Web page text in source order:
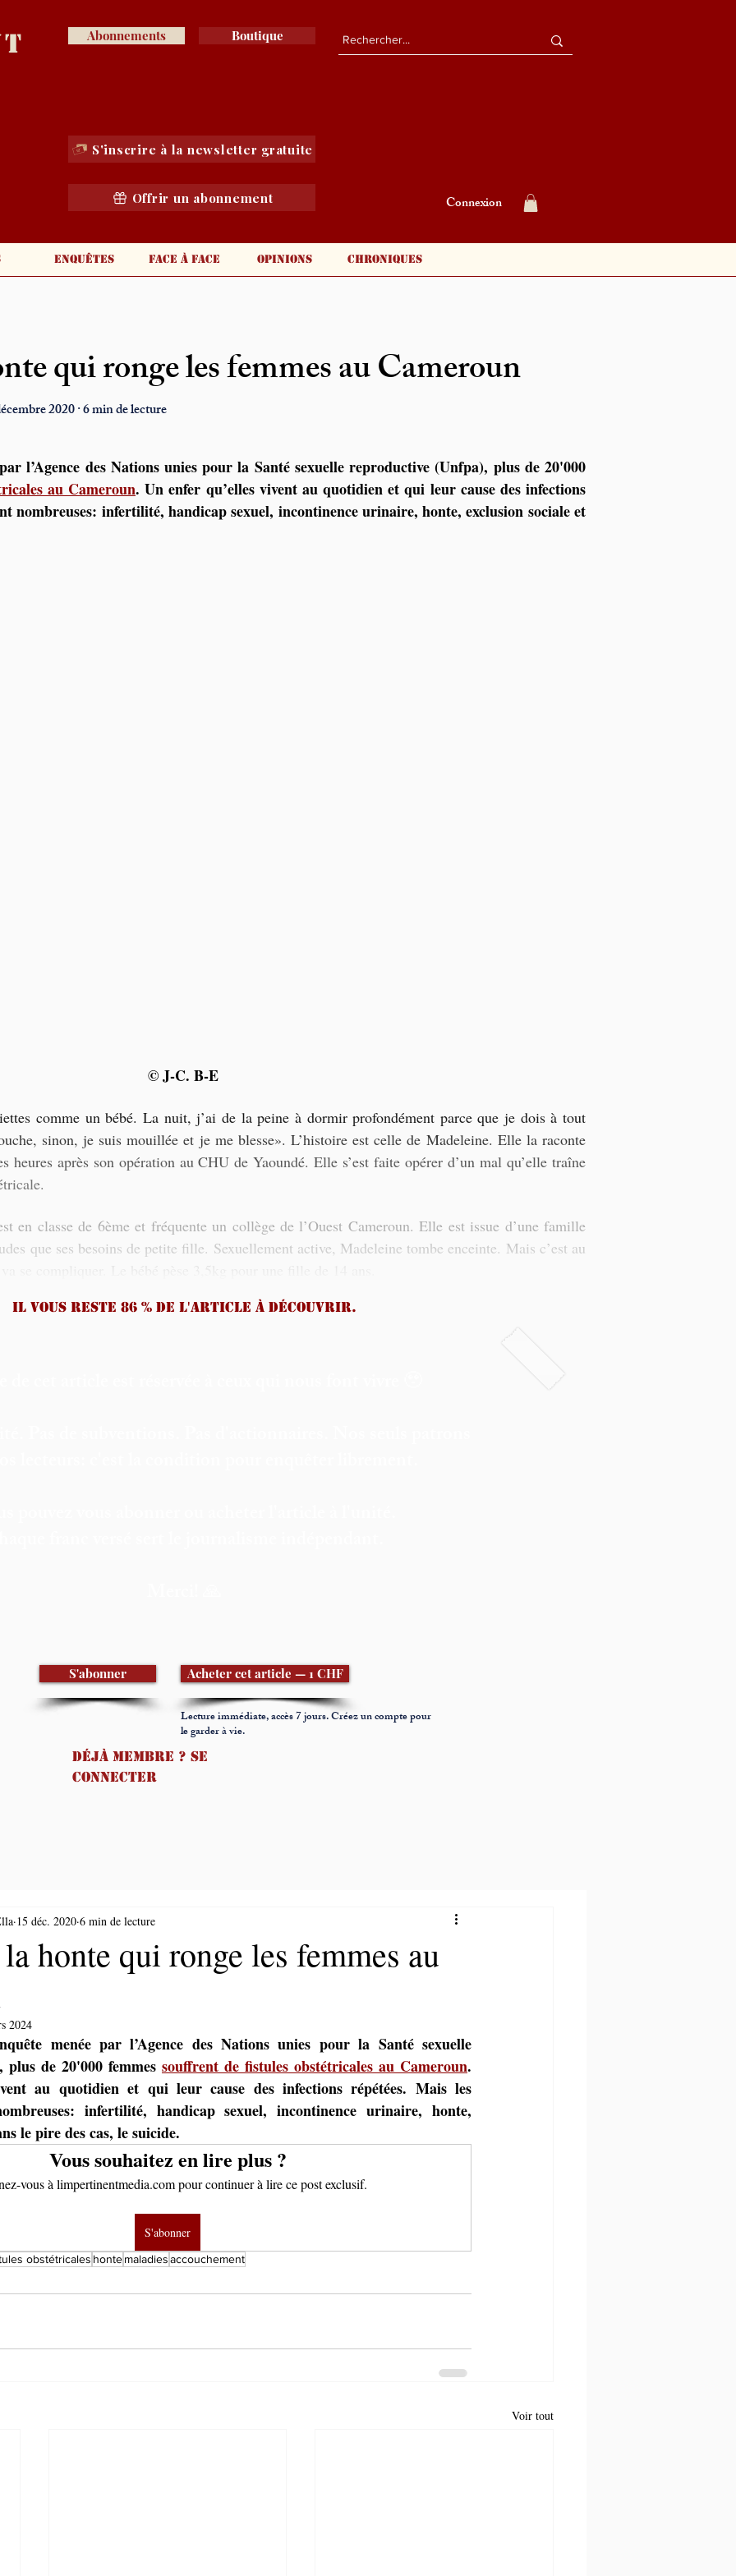
Abonnements Boutique
S'inscrire à la newsletter gratuite
Offrir un abonnement Connexion
Enquêtes Face à face Opinions Chroniques
qui ronge les femmes au Cameroun
2020 · 6 min de lecture
l’Agence des Nations unies pour la Santé sexuelle reproductive (Unfpa), plus de 20'000
au Cameroun. Un enfer qu’elles vivent au quotidien et qui leur cause des infections
nombreuses: infertilité, handicap sexuel, incontinence urinaire, honte, exclusion sociale et
© J-C. B-E
comme un bébé. La nuit, j’ai de la peine à dormir profondément parce que je dois à tout
sinon, je suis mouillée et je me blesse». L’histoire est celle de Madeleine. Elle la raconte
heures après son opération au CHU de Yaoundé. Elle s’est faite opérer d’un mal qu’elle traîne
en classe de 6ème et fréquente un collège de l’Ouest Cameroun. Elle est issue d’une famille
que ses besoins de petite fille. Sexuellement active, Madeleine tombe enceinte. Mais c’est au
Il vous reste 86 % de l'article à découvrir.
S'abonner Acheter cet article — 1 CHF
Lecture immédiate, accès 7 jours. Créez un compte pour
le garder à vie.
Déjà membre ? Se
connecter
honte qui ronge les femmes au
15 déc. 2020 6 min de lecture
2024
menée par l’Agence des Nations unies pour la Santé sexuelle
de 20'000 femmes souffrent de fistules obstétricales au Cameroun.
au quotidien et qui leur cause des infections répétées. Mais les
infertilité, handicap sexuel, incontinence urinaire, honte,
le pire des cas, le suicide.
Vous souhaitez en lire plus ?
vous à limpertinentmedia.com pour continuer à lire ce post exclusif.
S'abonner
obstétricales hontemaladiesaccouchement
Voir tout